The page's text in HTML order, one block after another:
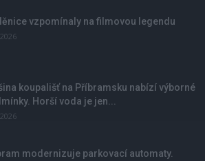
vzpomínaly na filmovou legendu
koupališť na Příbramsku nabízí výborné
Horší voda je jen...
modernizuje parkovací automaty.